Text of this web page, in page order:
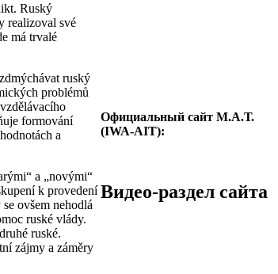
Ruský
realizoval své
má trvalé
ruský
problémů
formování
a
a „novými“
k provedení
ovšem nehodlá
ruské vlády.
ruské.
zájmy a záměry
Официальный сайт М.А.Т.
(IWA-AIT):
Видео-раздел сайта